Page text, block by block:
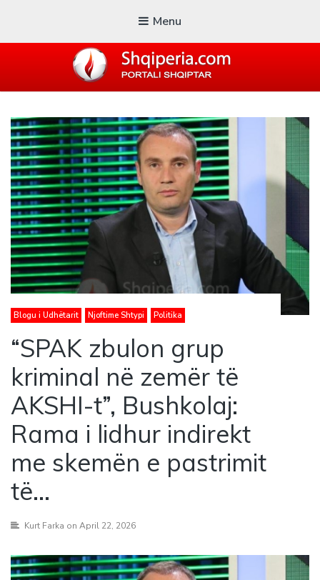
Menu
Blogu i ShqiperiaCom
Blogu i Udhëtarit Njoftime Shtypi Politika
“SPAK zbulon grup
kriminal në zemër të
AKSHI-t”, Bushkolaj:
Rama i lidhur indirekt
me skemën e pastrimit
të…
Kurt Farka on April 22, 2026